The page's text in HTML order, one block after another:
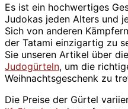
Es ist ein hochwertiges
Judokas jeden Alters und
Sich von anderen
der Tatami einzigartig zu
Sie unseren Artikel über die
Judogürteln, um die
Weihnachtsgeschenk zu
Die Preise der Gürtel